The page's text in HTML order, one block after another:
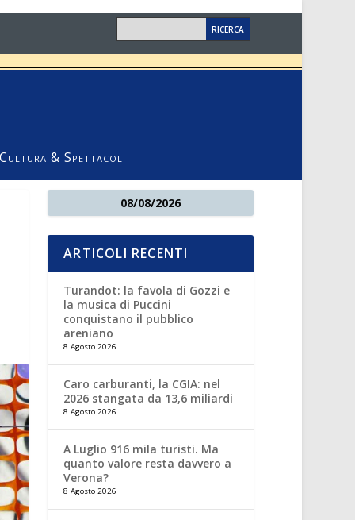
Cultura & Spettacoli
08/08/2026
ARTICOLI RECENTI
Turandot: la favola di Gozzi e
la musica di Puccini
conquistano il pubblico
areniano
8 Agosto 2026
Caro carburanti, la CGIA: nel
2026 stangata da 13,6 miliardi
8 Agosto 2026
A Luglio 916 mila turisti. Ma
quanto valore resta davvero a
Verona?
8 Agosto 2026